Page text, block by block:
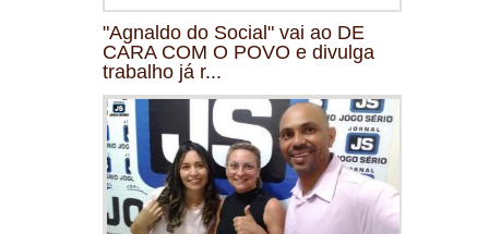
"Agnaldo do Social" vai ao DE
CARA COM O POVO e divulga
trabalho já r...